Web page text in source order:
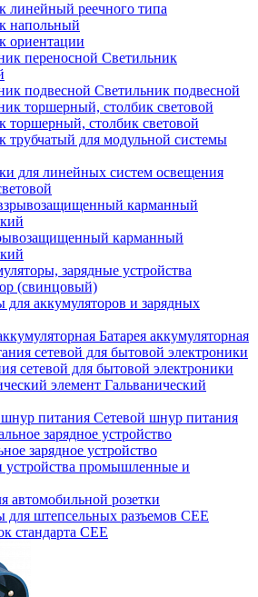
линейный реечного типа
напольный
ориентации
Светильник
Светильник подвесной
торшерный, столбик световой
трубчатый для модульной системы
для линейных систем освещения
карманный
зарядные устройства
(свинцовый)
для аккумуляторов и зарядных
Батарея аккумуляторная
сетевой для бытовой электроники
Гальванический
Сетевой шнур питания
зарядное устройство
устройства промышленные и
автомобильной розетки
для штепсельных разъемов CEE
стандарта CEE